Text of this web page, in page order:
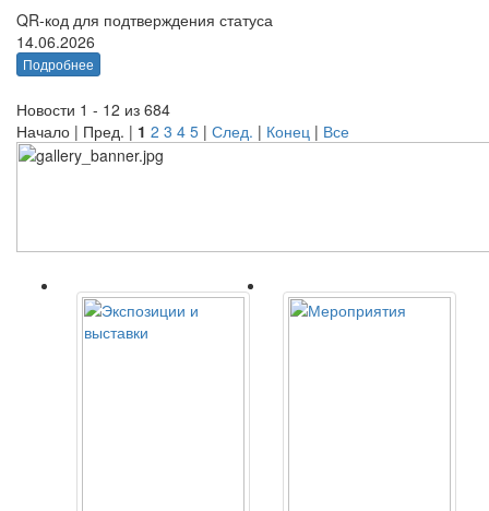
QR-код для подтверждения статуса
14.06.2026
Подробнее
Новости 1 - 12 из 684
Начало | Пред. | 1 2 3 4 5 | След. | Конец | Все